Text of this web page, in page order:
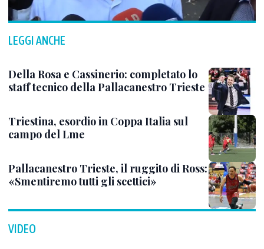
LEGGI ANCHE
Della Rosa e Cassinerio: completato lo
staff tecnico della Pallacanestro Trieste
Triestina, esordio in Coppa Italia sul
campo del Lme
Pallacanestro Trieste, il ruggito di Ross:
«Smentiremo tutti gli scettici»
VIDEO